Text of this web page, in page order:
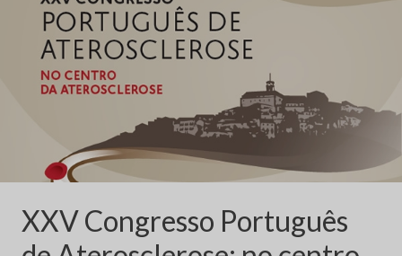
programa
científico
divulgado”
XXV Congresso Português